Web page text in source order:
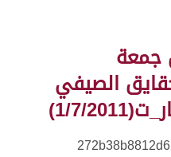
جمعة
الصيفي